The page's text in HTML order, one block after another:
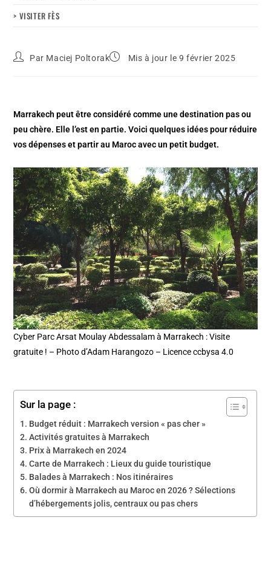
> VISITER FÈS
Par Maciej Poltorak Mis à jour le 9 février 2025
Marrakech peut être considéré comme une destination pas ou
peu chère. Elle l’est en partie. Voici quelques idées pour réduire
vos dépenses et partir au Maroc avec un petit budget.
Cyber Parc Arsat Moulay Abdessalam à Marrakech : Visite
gratuite ! – Photo d’Adam Harangozo – Licence ccbysa 4.0
Sur la page :
Budget réduit : Marrakech version « pas cher »
Activités gratuites à Marrakech
Prix à Marrakech en 2024
Carte de Marrakech : Lieux du guide touristique
Balades à Marrakech : Nos itinéraires
Où dormir à Marrakech au Maroc en 2026 ? Sélections
d’hébergements jolis, centraux ou pas chers